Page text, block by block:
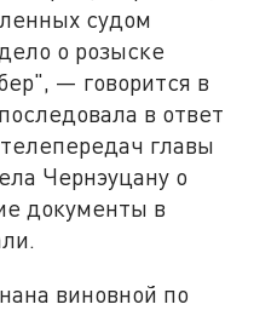
судом
о розыске
— говорится в
в ответ
главы
Чернэуцану о
документы в
виновной по